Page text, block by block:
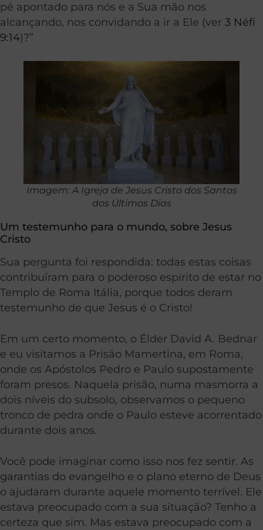
pé apontado para nós e a Sua mão nos
alcançando, nos convidando a ir a Ele (ver 3 Néfi
9:14)?”
Imagem: A Igreja de Jesus Cristo dos Santos
dos Últimos Dias
Um testemunho para o mundo, sobre Jesus
Cristo
Sua pergunta foi respondida: todas estas coisas
contribuíram para o poderoso espírito de estar no
Templo de Roma Itália, porque todos deram
testemunho de que Jesus é o Cristo!
Em um certo momento, o Élder David A. Bednar
e eu visitamos a Prisão Mamertina, em Roma,
onde os Apóstolos Pedro e Paulo supostamente
foram presos. Naquela prisão, numa masmorra a
dois níveis do subsolo, observamos o pequeno
tronco de pedra onde o Paulo esteve acorrentado
durante dois anos.
Você pode imaginar como isso nos fez sentir. As
garantias do evangelho e o plano eterno de Deus
o ajudaram durante aquele momento terrível. Ele
estava preocupado com a sua situação? Tenho a
certeza que sim. Mas estava preocupado com a